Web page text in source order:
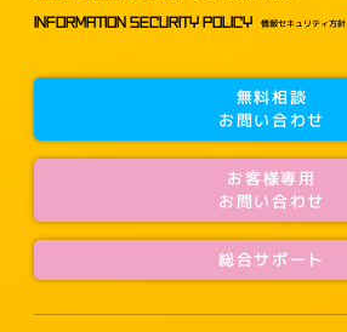
INFORMATION SECURITY POLICY 情報セキュリティ方針
無料相談
お問い合わせ
お客様専用
お問い合わせ
総合サポート